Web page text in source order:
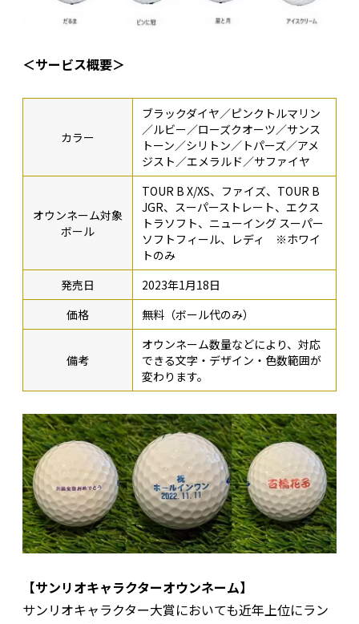
＜サービス概要＞
カラー
ブラックダイヤ／ピンクトルマリン
／ルビー／ローズクオーツ／サンス
トーン／シリトン／トパーズ／アメ
ジスト／エメラルド／サファイヤ
オウンネーム対象
ボール
TOUR B X/XS、ファイズ、TOUR B
JGR、スーパーストレート、エクス
トラソフト、ニューイング スーパー
ソフトフィール、レディ ※ホワイ
トのみ
発売日
2023年1月18日
価格
無料（ボール代のみ）
備考
オウンネーム数量などにより、対応
できる文字・デザイン・色数範囲が
変わります。
【サンリオキャラクターオウンネーム】
サンリオキャラクター大賞においても近年上位にラン